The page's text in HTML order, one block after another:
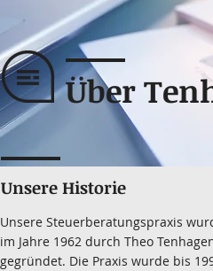
Über
Unsere Historie
Unsere Steuerberatungspraxis
im Jahre 1962 durch Theo
gegründet. Die Praxis wurde bis